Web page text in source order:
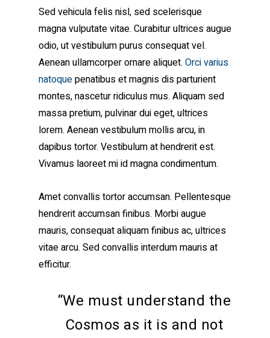
Sed vehicula felis nisl, sed scelerisque
magna vulputate vitae. Curabitur ultrices augue
odio, ut vestibulum purus consequat vel.
Aenean ullamcorper ornare aliquet. Orci varius
natoquepenatibus et magnis dis parturient
montes, nascetur ridiculus mus. Aliquam sed
massa pretium, pulvinar dui eget, ultrices
lorem. Aenean vestibulum mollis arcu, in
dapibus tortor. Vestibulum at hendrerit est.
Vivamus laoreet mi id magna condimentum.
Amet convallis tortor accumsan. Pellentesque
hendrerit accumsan finibus. Morbi augue
mauris, consequat aliquam finibus ac, ultrices
vitae arcu. Sed convallis interdum mauris at
efficitur.
“We must understand the
Cosmos as it is and not